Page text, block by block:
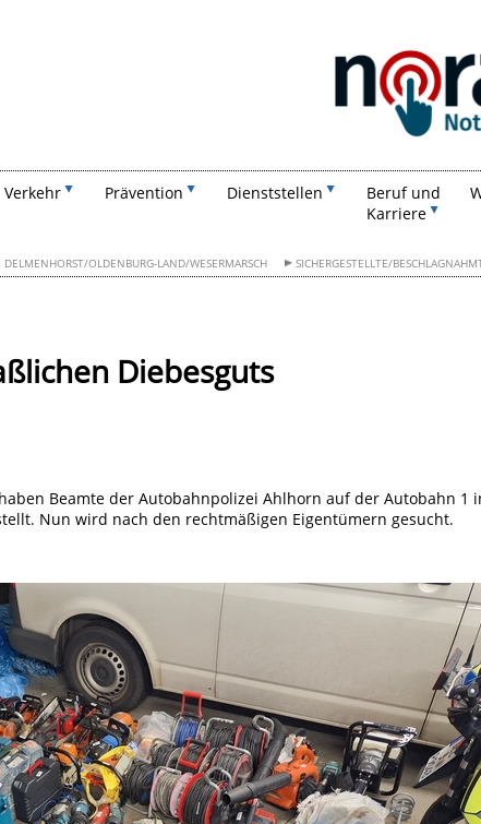
Verkehr Prävention Dienststellen
Beruf und
Karriere
OLDENBURG-LAND/WESERMARSCH SICHERGESTELLTE/
Diebesguts
Beamte der Autobahnpolizei Ahlhorn auf der Autobahn 1
Nun wird nach den rechtmäßigen Eigentümern gesucht.